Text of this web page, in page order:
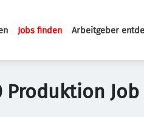
Haupt-
Jobs finden Arbeitgeber
Produktion